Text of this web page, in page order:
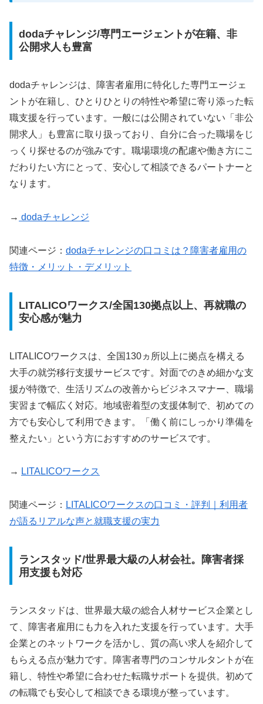
dodaチャレンジ/専門エージェントが在籍、非
公開求人も豊富
dodaチャレンジは、障害者雇用に特化した専門エージェ
ントが在籍し、ひとりひとりの特性や希望に寄り添った転
職支援を行っています。一般には公開されていない「非公
開求人」も豊富に取り扱っており、自分に合った職場をじ
っくり探せるのが強みです。職場環境の配慮や働き方にこ
だわりたい方にとって、安心して相談できるパートナーと
なります。
→ dodaチャレンジ
関連ページ： dodaチャレンジの口コミは？障害者雇用の
特徴・メリット・デメリット
LITALICOワークス/全国130拠点以上、再就職の
安心感が魅力
LITALICOワークスは、全国130ヵ所以上に拠点を構える
大手の就労移行支援サービスです。対面でのきめ細かな支
援が特徴で、生活リズムの改善からビジネスマナー、職場
実習まで幅広く対応。地域密着型の支援体制で、初めての
方でも安心して利用できます。「働く前にしっかり準備を
整えたい」という方におすすめのサービスです。
→ LITALICOワークス
関連ページ： LITALICOワークスの口コミ・評判｜利用者
が語るリアルな声と就職支援の実力
ランスタッド/世界最大級の人材会社。障害者採
用支援も対応
ランスタッドは、世界最大級の総合人材サービス企業とし
て、障害者雇用にも力を入れた支援を行っています。大手
企業とのネットワークを活かし、質の高い求人を紹介して
もらえる点が魅力です。障害者専門のコンサルタントが在
籍し、特性や希望に合わせた転職サポートを提供。初めて
の転職でも安心して相談できる環境が整っています。